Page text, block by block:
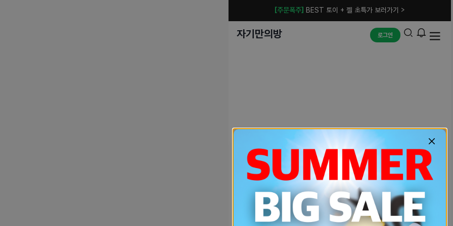
[주문폭주] BEST 토이 + 젤 초특가 보러가기 >
자기만의방 로그인
예상치 못한 에러입니다.